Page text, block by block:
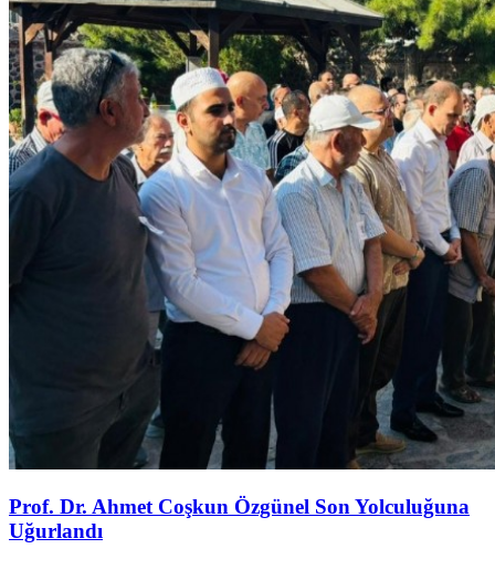
Prof. Dr. Ahmet Coşkun Özgünel Son Yolculuğuna
Uğurlandı